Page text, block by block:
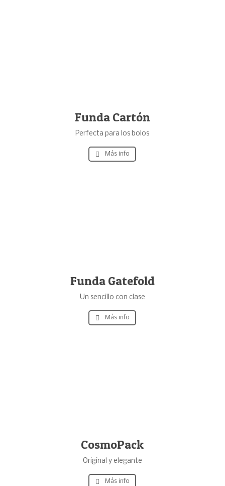
Funda Cartón
Perfecta para los bolos
Más info
Funda Gatefold
Un sencillo con clase
Más info
CosmoPack
Original y elegante
Más info